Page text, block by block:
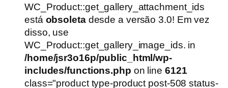
original
era:
atual
é:
WC_Product::get_gallery_attachment_ids
está obsoletadesde a versão 3.0! Em vez
disso, use
WC_Product::get_gallery_image_ids. in
/home/jsr3o16p/public_html/wp-
includes/functions.php on line 6121
class="product type-product post-508 status-